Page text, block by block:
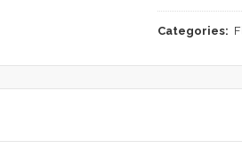
Categories: